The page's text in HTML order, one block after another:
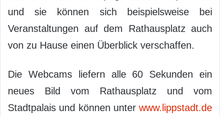
und sie können sich beispielsweise bei
Veranstaltungen auf dem Rathausplatz auch
von zu Hause einen Überblick verschaffen.
Die Webcams liefern alle 60 Sekunden ein
neues Bild vom Rathausplatz und vom
Stadtpalais und können unter www.lippstadt.de